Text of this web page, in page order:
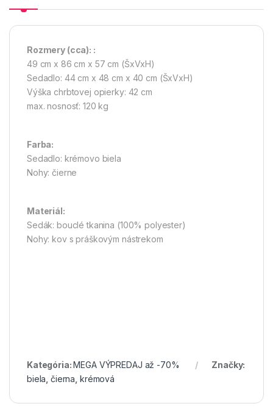
Rozmery (cca): :
49 cm x 86 cm x 57 cm (ŠxVxH)
Sedadlo: 44 cm x 48 cm x 40 cm (ŠxVxH)
Výška chrbtovej opierky: 42 cm
max. nosnosť: 120 kg
Farba:
Sedadlo: krémovo biela
Nohy: čierne
Materiál:
Sedák: bouclé tkanina (100% polyester)
Nohy: kov s práškovým nástrekom
Kategória:MEGA VÝPREDAJ až -70%
Značky:
biela ,čierna krémová